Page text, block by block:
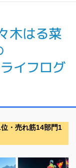
・売れ筋14部門1